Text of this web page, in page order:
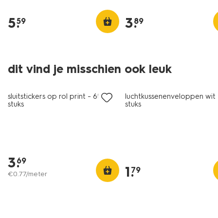
5.
59 3.
89
dit vind je misschien ook leuk
sluitstickers op rol print - 60
stuks
3.
69
€0.77/meter
nieuw
luchtkussenenveloppen wit
stuks
1.
79